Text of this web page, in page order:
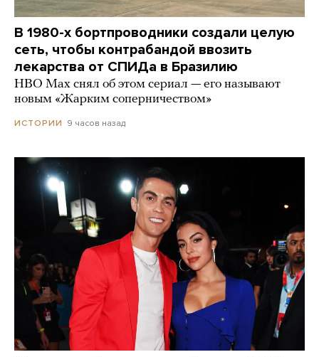
В 1980-х бортпроводники создали целую
сеть, чтобы контрабандой ввозить
лекарства от СПИДа в Бразилию
HBO Max снял об этом сериал — его называют
новым «Жарким соперничеством»
ИСТОРИИ 9 часов назад